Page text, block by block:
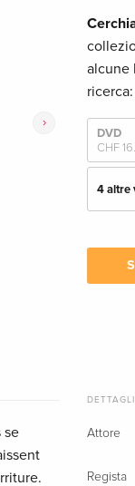
›
alcune
DVD
CHF
4 altre
Italiano
se
Attore
Regista